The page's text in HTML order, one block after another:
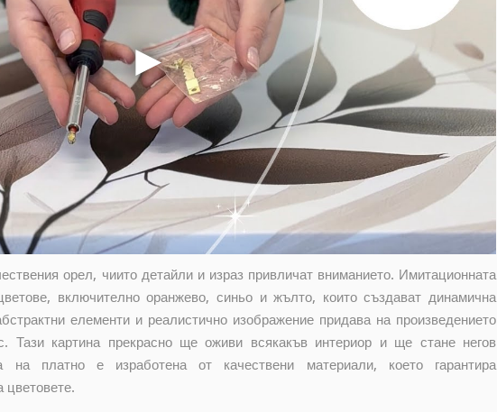
орел, чиито детайли и израз привличат вниманието. Имитационната
включително оранжево, синьо и жълто, които създават динамична
елементи и реалистично изображение придава на произведението
Тази картина прекрасно ще оживи всякакъв интериор и ще стане негов
на платно е изработена от качествени материали, което гарантира
цветовете.